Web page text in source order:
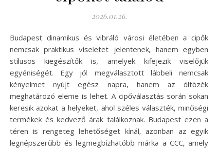
2026.01.26.
Budapest dinamikus és vibráló városi életében a cipők
nemcsak praktikus viseletet jelentenek, hanem egyben
stílusos kiegészítők is, amelyek kifejezik viselőjük
egyéniségét. Egy jól megválasztott lábbeli nemcsak
kényelmet nyújt egész napra, hanem az öltözék
meghatározó eleme is lehet. A cipőválasztás során sokan
keresik azokat a helyeket, ahol széles választék, minőségi
termékek és kedvező árak találkoznak. Budapest ezen a
téren is rengeteg lehetőséget kínál, azonban az egyik
legnépszerűbb és legmegbízhatóbb márka a CCC, amely